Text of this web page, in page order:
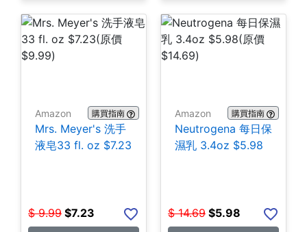
Amazon 購買指南
Mrs. Meyer's 洗手
液皂33 fl. oz $7.23
$ 9.99 $7.23
Amazon 購買指南
Neutrogena 每日保
濕乳 3.4oz $5.98
$ 14.69 $5.98